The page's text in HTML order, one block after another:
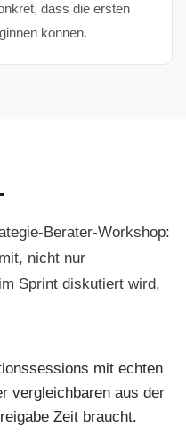
dass die ersten
können.
Berater-Workshop:
nicht nur
Sprint diskutiert wird,
mit echten
vergleichbaren aus der
Zeit braucht.